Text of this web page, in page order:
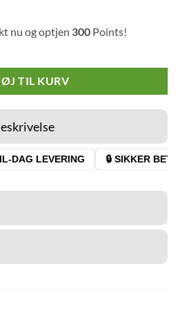
nu og optjen 300 Points!
TIL KURV
DAG LEVERING 🔒 SIKKER